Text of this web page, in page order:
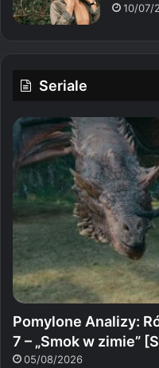
10/07/
Seriale
Pomylone Analizy:
7 – „Smok w zimie”
05/08/2026